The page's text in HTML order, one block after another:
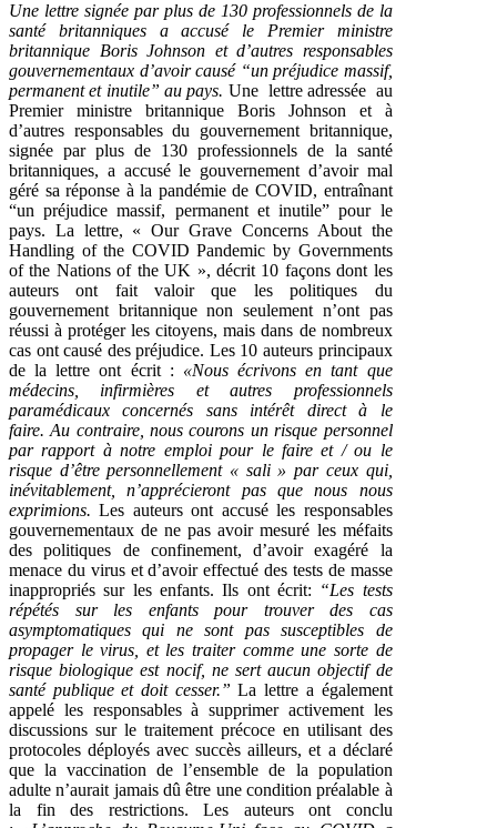
Une lettre signée par plus de 130 professionnels de la
santé britanniques a accusé le Premier ministre
britannique Boris Johnson et d’autres responsables
gouvernementaux d’avoir causé “un préjudice massif,
permanent et inutile” au pays. Une lettre adressée au
Premier ministre britannique Boris Johnson et à
d’autres responsables du gouvernement britannique,
signée par plus de 130 professionnels de la santé
britanniques, a accusé le gouvernement d’avoir mal
géré sa réponse à la pandémie de COVID, entraînant
“un préjudice massif, permanent et inutile” pour le
pays. La lettre, « Our Grave Concerns About the
Handling of the COVID Pandemic by Governments
of the Nations of the UK », décrit 10 façons dont les
auteurs ont fait valoir que les politiques du
gouvernement britannique non seulement n’ont pas
réussi à protéger les citoyens, mais dans de nombreux
cas ont causé des préjudice. Les 10 auteurs principaux
de la lettre ont écrit : «Nous écrivons en tant que
médecins, infirmières et autres professionnels
paramédicaux concernés sans intérêt direct à le
faire. Au contraire, nous courons un risque personnel
par rapport à notre emploi pour le faire et / ou le
risque d’être personnellement « sali » par ceux qui,
inévitablement, n’apprécieront pas que nous nous
exprimions. Les auteurs ont accusé les responsables
gouvernementaux de ne pas avoir mesuré les méfaits
des politiques de confinement, d’avoir exagéré la
menace du virus et d’avoir effectué des tests de masse
inappropriés sur les enfants. Ils ont écrit: “Les tests
répétés sur les enfants pour trouver des cas
asymptomatiques qui ne sont pas susceptibles de
propager le virus, et les traiter comme une sorte de
risque biologique est nocif, ne sert aucun objectif de
santé publique et doit cesser.” La lettre a également
appelé les responsables à supprimer activement les
discussions sur le traitement précoce en utilisant des
protocoles déployés avec succès ailleurs, et a déclaré
que la vaccination de l’ensemble de la population
adulte n’aurait jamais dû être une condition préalable à
la fin des restrictions. Les auteurs ont conclu